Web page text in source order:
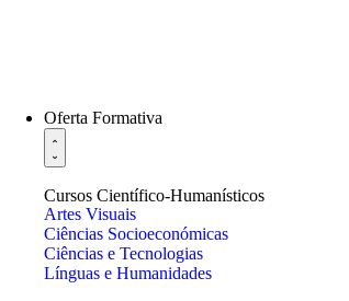
Oferta Formativa
Cursos Científico-Humanísticos
Artes Visuais
Ciências Socioeconómicas
Ciências e Tecnologias
Línguas e Humanidades